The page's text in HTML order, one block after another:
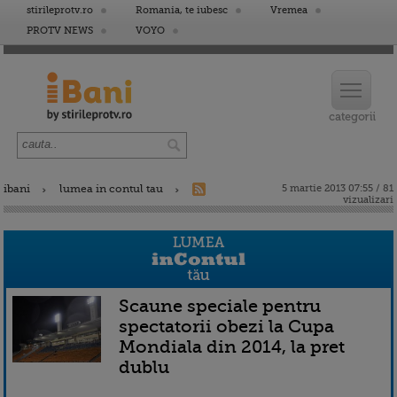
stirileprotv.ro Romania, te iubesc
Vremea
PROTV NEWS
VOYO
ibani lumea in contul tau
5 martie 2013 07:55 / 81
vizualizari
Scaune speciale pentru
spectatorii obezi la Cupa
Mondiala din 2014, la pret
dublu